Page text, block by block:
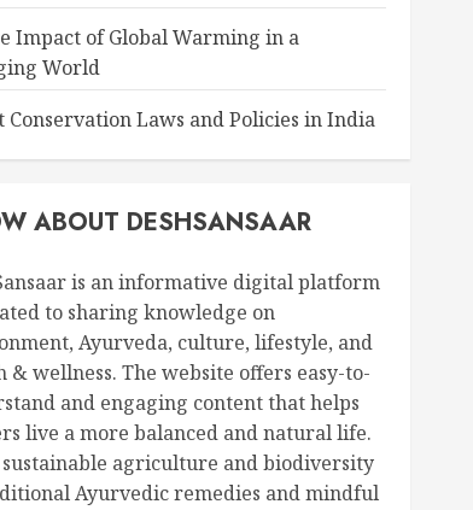
Impact of Global Warming in a
World
Conservation Laws and Policies in India
ABOUT DESHSANSAAR
is an informative digital platform
to sharing knowledge on
Ayurveda, culture, lifestyle, and
& wellness. The website offers easy-to-
and engaging content that helps
live a more balanced and natural life.
agriculture and biodiversity
Ayurvedic remedies and mindful